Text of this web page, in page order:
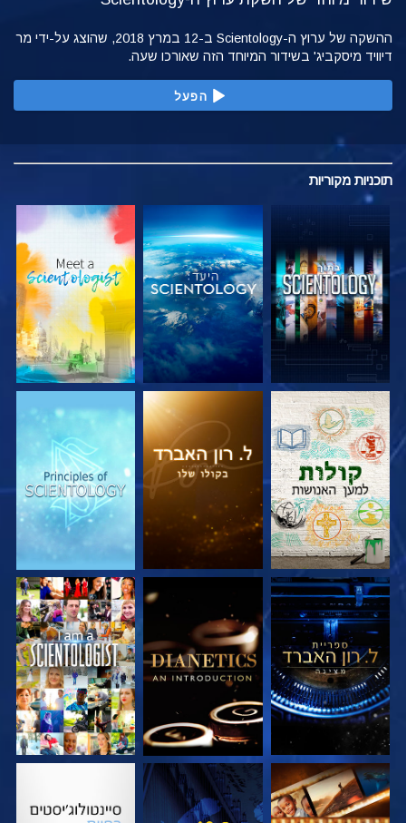
ההשקה של ערוץ ה-Scientology ב-12 במרץ 2018, שהוצג על-ידי מר
דיוויד מיסקביג' בשידור המיוחד הזה שאורכו שעה.
הפעל
תוכניות מקוריות
בדוק את הסדרה בדוק את הסדרה בדוק את הסדרה
בדוק את הסדרה בדוק את הסדרה צפה